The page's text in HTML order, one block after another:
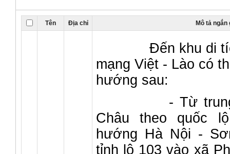
Tên Địa chỉ Mô tả ngắn
Đến khu di tích
mạng Việt - Lào có
hướng sau:
- Từ trung
Châu theo quốc
hướng Hà Nội -
tỉnh lộ 103 vào xã